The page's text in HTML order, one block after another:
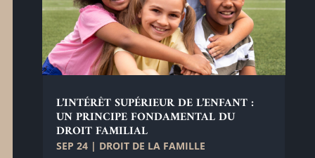
L’INTÉRÊT SUPÉRIEUR DE L’ENFANT :
UN PRINCIPE FONDAMENTAL DU
DROIT FAMILIAL
SEP 24| DROIT DE LA FAMILLE